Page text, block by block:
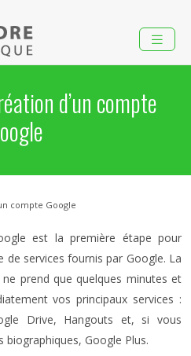
d’un compte
compte Google
est la première étape pour
services fournis par Google. La
prend que quelques minutes et
vos principaux services :
Drive, Hangouts et, si vous
Google Plus.